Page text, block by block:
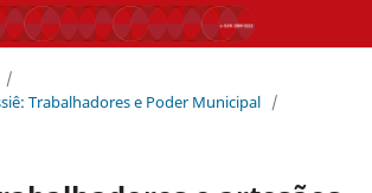
/
Trabalhadores e Poder Municipal /